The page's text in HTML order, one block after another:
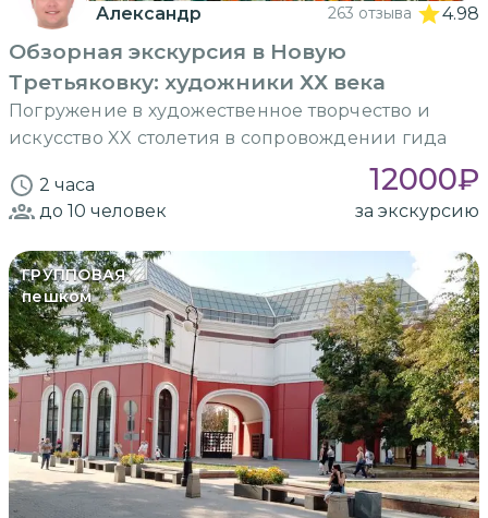
Александр 263 отзыва 4.98
Обзорная экскурсия в Новую
Третьяковку: художники ХХ века
Погружение в художественное творчество и
искусство XX столетия в сопровождении гида
2 часа 12000₽
до 10 человек за экскурсию
ГРУППОВАЯ
пешком